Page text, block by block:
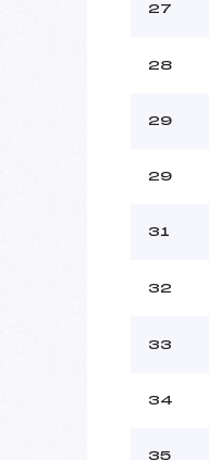
27
28
29
29
31
32
33
34
35